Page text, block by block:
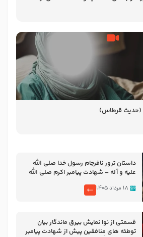
1389
(حدیث قرطاس)
‌‌‌‌‌‌‌داستان ترور نافرجام رسول خدا صلی الله
علیه و آله – شهادت پیامبر اکرم صلی الله
۱۸ مرداد ۱۴۰۵
قسمتی از نوا نمایش بیرق ماندگار بیان
توطئه های منافقین پیش از شهادت پیامبر